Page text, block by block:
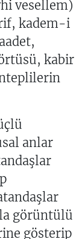
vesellem)
kadem-i
kabir
anlar
görüntülü
gösterip